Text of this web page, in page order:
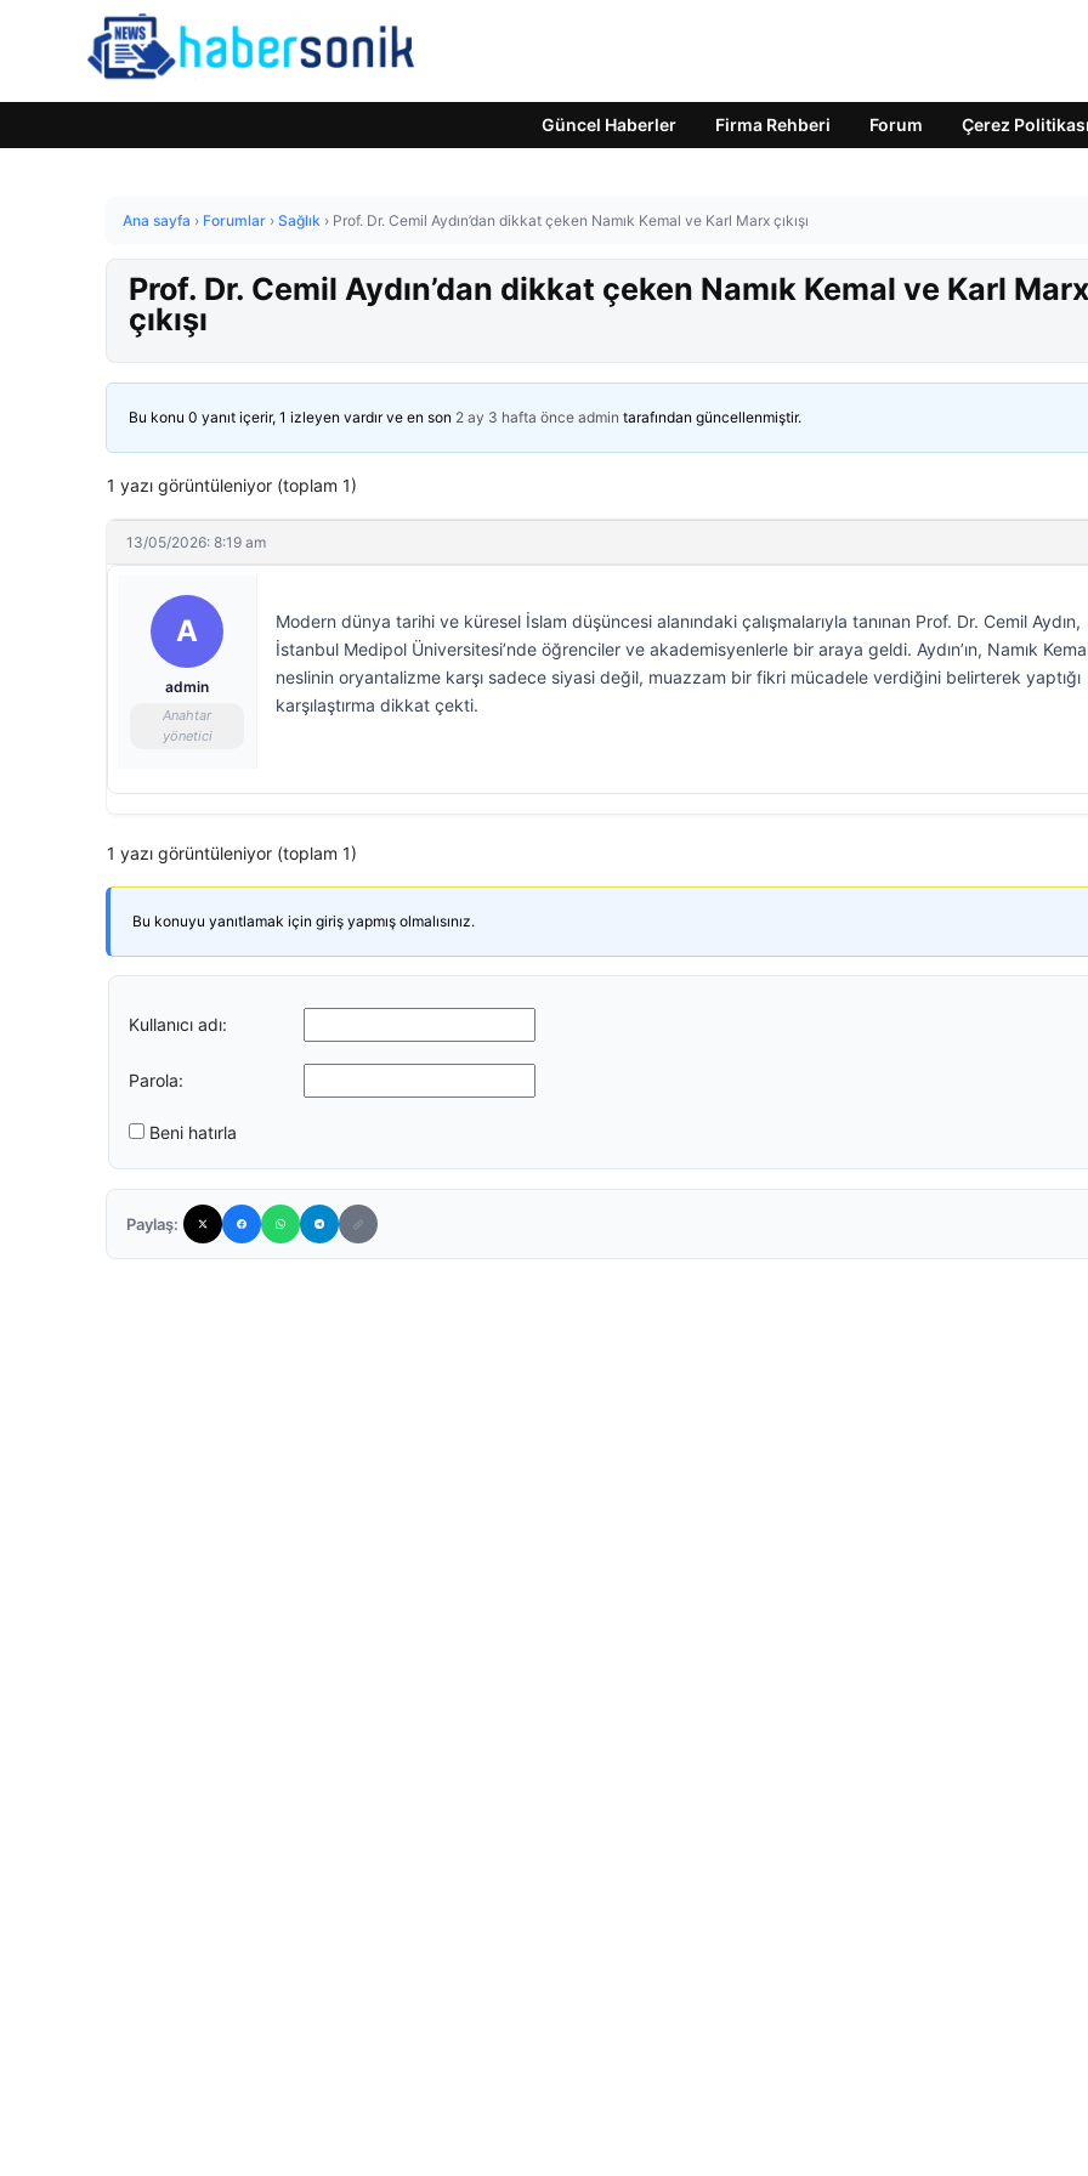
Güncel Haberler Firma Rehberi Forum Çerez Politikası
Ana sayfa › Forumlar › Sağlık › Prof. Dr. Cemil Aydın’dan dikkat çeken Namık Kemal ve Karl Marx çıkışı
Prof. Dr. Cemil Aydın’dan dikkat çeken Namık Kemal ve Karl Marx
çıkışı
Bu konu 0 yanıt içerir, 1 izleyen vardır ve en son 2 ay 3 hafta önce admin tarafından güncellenmiştir.
1 yazı görüntüleniyor (toplam 1)
13/05/2026: 8:19 am
A
admin
Anahtar
yönetici
Modern dünya tarihi ve küresel İslam düşüncesi alanındaki çalışmalarıyla tanınan Prof. Dr. Cemil Aydın,
İstanbul Medipol Üniversitesi’nde öğrenciler ve akademisyenlerle bir araya geldi. Aydın’ın, Namık
neslinin oryantalizme karşı sadece siyasi değil, muazzam bir fikri mücadele verdiğini belirterek yaptığı
karşılaştırma dikkat çekti.
1 yazı görüntüleniyor (toplam 1)
Bu konuyu yanıtlamak için giriş yapmış olmalısınız.
Kullanıcı adı:
Parola:
Beni hatırla
Paylaş: